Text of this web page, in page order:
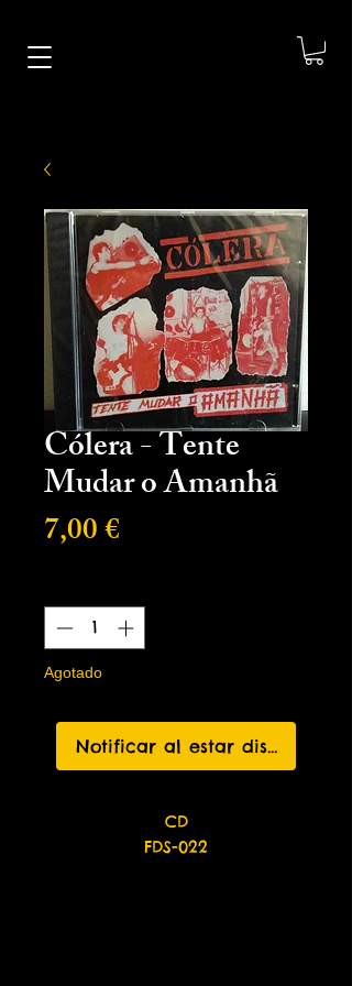
Cólera - Tente
Mudar o Amanhã
7,00 €
Agotado
Notificar al estar disponible
CD
FDS-022